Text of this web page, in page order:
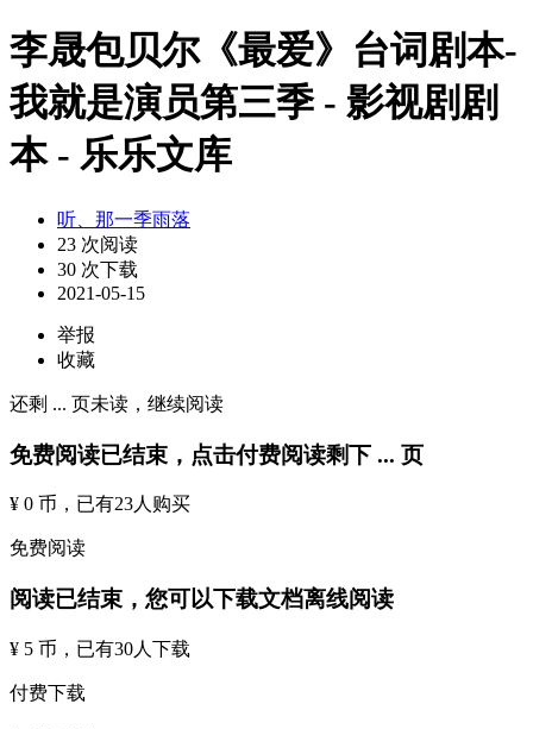
李晟包贝尔《最爱》台词剧本-
我就是演员第三季 - 影视剧剧
本 - 乐乐文库
听、那一季雨落
23 次阅读
30 次下载
2021-05-15
举报
收藏
还剩 ... 页未读， 继续阅读
免费阅读已结束，点击付费阅读剩下 ... 页
¥ 0 币 ，已有23人购买
免费阅读
阅读已结束，您可以下载文档离线阅读
¥ 5 币 ，已有30人下载
付费下载